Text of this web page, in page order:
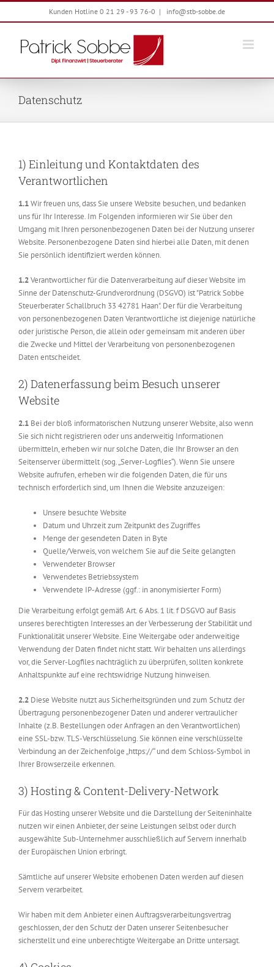
Kunden Hotline 0 21 29 - 93 76-0 | info@stb-sobbe.de
Datenschutz
1) Einleitung und Kontaktdaten des
Verantwortlichen
1.1Wir freuen uns, dass Sie unsere Website besuchen, und bedanken
uns für Ihr Interesse. Im Folgenden informieren wir Sie über den
Umgang mit Ihren personenbezogenen Daten bei der Nutzung unserer
Website. Personenbezogene Daten sind hierbei alle Daten, mit denen
Sie persönlich identifiziert werden können.
1.2Verantwortlicher für die Datenverarbeitung auf dieser Website im
Sinne der Datenschutz-Grundverordnung (DSGVO) ist "Patrick Sobbe
Steuerberater Schallbruch 33 42781 Haan". Der für die Verarbeitung
von personenbezogenen Daten Verantwortliche ist diejenige natürliche
oder juristische Person, die allein oder gemeinsam mit anderen über
die Zwecke und Mittel der Verarbeitung von personenbezogenen
Daten entscheidet.
2) Datenerfassung beim Besuch unserer
Website
2.1 Bei der bloß informatorischen Nutzung unserer Website, also wenn
Sie sich nicht registrieren oder uns anderweitig Informationen
übermitteln, erheben wir nur solche Daten, die Ihr Browser an den
Seitenserver übermittelt (sog. „Server-Logfiles“). Wenn Sie unsere
Website aufrufen, erheben wir die folgenden Daten, die für uns
technisch erforderlich sind, um Ihnen die Website anzuzeigen:
Unsere besuchte Website
Datum und Uhrzeit zum Zeitpunkt des Zugriffes
Menge der gesendeten Daten in Byte
Quelle/Verweis, von welchem Sie auf die Seite gelangten
Verwendeter Browser
Verwendetes Betriebssystem
Verwendete IP-Adresse (ggf.: in anonymisierter Form)
Die Verarbeitung erfolgt gemäß Art. 6 Abs. 1 lit. f DSGVO auf Basis
unseres berechtigten Interesses an der Verbesserung der Stabilität und
Funktionalität unserer Website. Eine Weitergabe oder anderweitige
Verwendung der Daten findet nicht statt. Wir behalten uns allerdings
vor, die Server-Logfiles nachträglich zu überprüfen, sollten konkrete
Anhaltspunkte auf eine rechtswidrige Nutzung hinweisen.
2.2 Diese Website nutzt aus Sicherheitsgründen und zum Schutz der
Übertragung personenbezogener Daten und anderer vertraulicher
Inhalte (z.B. Bestellungen oder Anfragen an den Verantwortlichen)
eine SSL-bzw. TLS-Verschlüsselung. Sie können eine verschlüsselte
Verbindung an der Zeichenfolge „https://“ und dem Schloss-Symbol in
Ihrer Browserzeile erkennen.
3) Hosting & Content-Delivery-Network
Für das Hosting unserer Website und die Darstellung der Seiteninhalte
nutzen wir einen Anbieter, der seine Leistungen selbst oder durch
ausgewählte Sub-Unternehmer ausschließlich auf Servern innerhalb
der Europäischen Union erbringt.
Sämtliche auf unserer Website erhobenen Daten werden auf diesen
Servern verarbeitet.
Wir haben mit dem Anbieter einen Auftragsverarbeitungsvertrag
geschlossen, der den Schutz der Daten unserer Seitenbesucher
sicherstellt und eine unberechtigte Weitergabe an Dritte untersagt.